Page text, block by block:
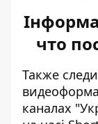
что
Также
каналах